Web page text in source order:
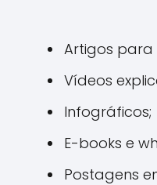
Artigos para
Vídeos
Infográficos;
E-books e
Postagens